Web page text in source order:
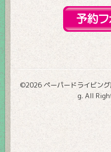
©2026 ペーパードライビン
g. All